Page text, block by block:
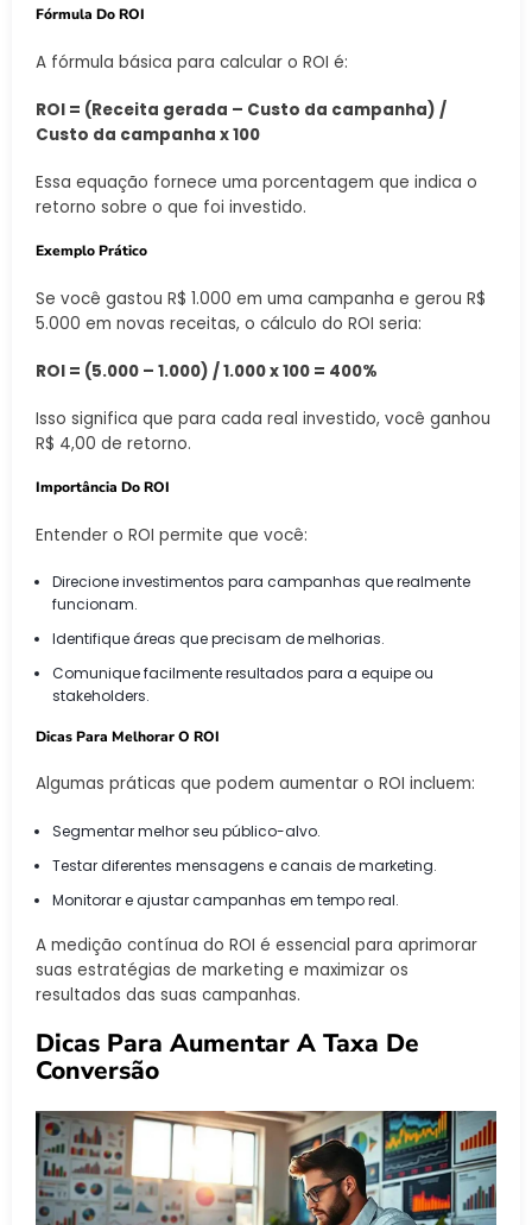
Fórmula Do ROI
A fórmula básica para calcular o ROI é:
ROI = (Receita gerada – Custo da campanha) /
Custo da campanha x 100
Essa equação fornece uma porcentagem que indica o
retorno sobre o que foi investido.
Exemplo Prático
Se você gastou R$ 1.000 em uma campanha e gerou R$
5.000 em novas receitas, o cálculo do ROI seria:
ROI = (5.000 – 1.000) / 1.000 x 100 = 400%
Isso significa que para cada real investido, você ganhou
R$ 4,00 de retorno.
Importância Do ROI
Entender o ROI permite que você:
Direcione investimentos para campanhas que realmente
funcionam.
Identifique áreas que precisam de melhorias.
Comunique facilmente resultados para a equipe ou
stakeholders.
Dicas Para Melhorar O ROI
Algumas práticas que podem aumentar o ROI incluem:
Segmentar melhor seu público-alvo.
Testar diferentes mensagens e canais de marketing.
Monitorar e ajustar campanhas em tempo real.
A medição contínua do ROI é essencial para aprimorar
suas estratégias de marketing e maximizar os
resultados das suas campanhas.
Dicas Para Aumentar A Taxa De
Conversão